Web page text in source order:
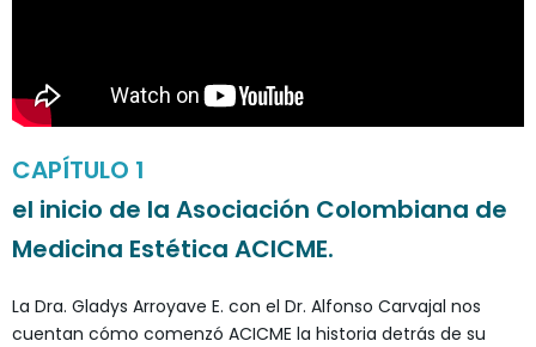
CAPÍTULO 1
el inicio de la Asociación Colombiana de
Medicina Estética ACICME.
La Dra. Gladys Arroyave E. con el Dr. Alfonso Carvajal nos
cuentan cómo comenzó ACICME la historia detrás de su